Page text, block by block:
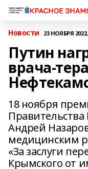
Новости 23 НОЯБРЯ 2022,
Путин
врача-
18 ноября
Андрей
медицинским
«За заслуги
Крымского от